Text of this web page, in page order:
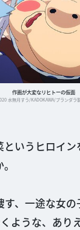
作画が大変なリヒトーの仮面
水無月すう/KADOKAWA/プランダラ
いうヒロイン
、一途な女の
ような、あり